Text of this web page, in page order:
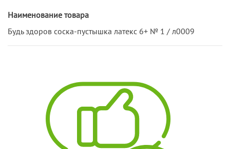
Наименование товара
Будь здоров соска-пустышка латекс 6+ № 1 / л0009